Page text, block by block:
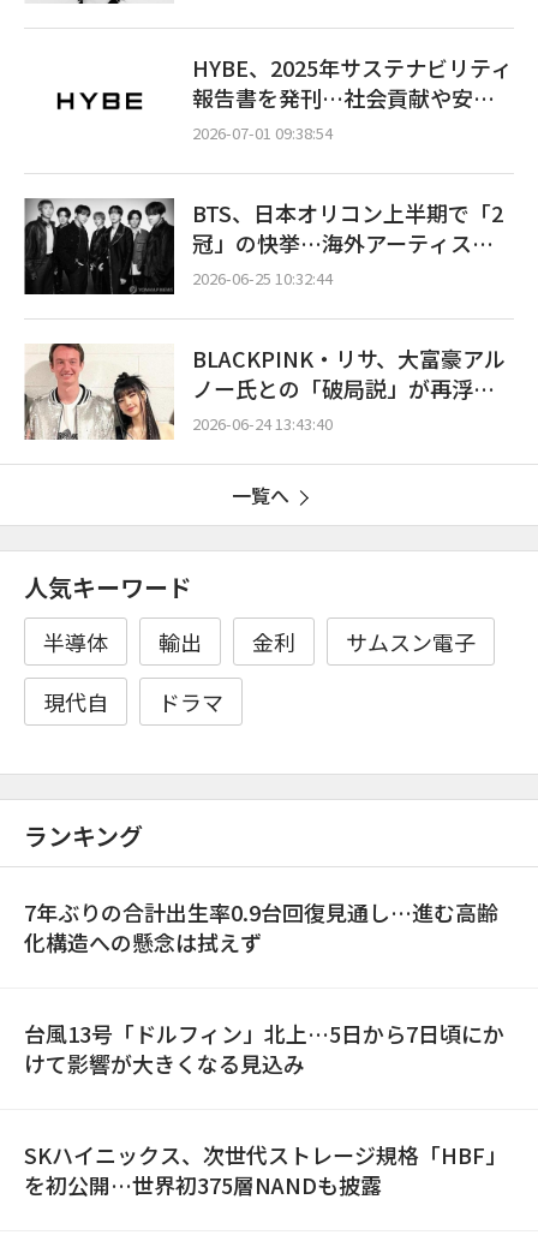
HYBE、2025年サステナビリティ
報告書を発刊…社会貢献や安全
衛生の成果を公開
2026-07-01 09:38:54
BTS、日本オリコン上半期で「2
冠」の快挙…海外アーティスト
初の歴史を塗り替える
2026-06-25 10:32:44
BLACKPINK・リサ、大富豪アル
ノー氏との「破局説」が再浮
上…米誌の報道にファン騒然
2026-06-24 13:43:40
一覧へ
人気キーワード
半導体 輸出 金利
サムスン電子
現代自
ドラマ
ランキング
7年ぶりの合計出生率0.9台回復見通し…進む高齢
化構造への懸念は拭えず
台風13号「ドルフィン」北上…5日から7日頃にか
けて影響が大きくなる見込み
SKハイニックス、次世代ストレージ規格「HBF」
を初公開…世界初375層NANDも披露